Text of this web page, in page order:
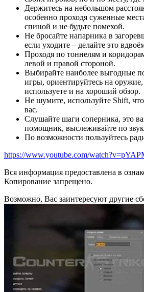
Держитесь на небольшом
особенно проходя суженные
спиной и не будьте помехой.
Не бросайте напарника в
если уходите – делайте это
Проходя по тоннелям и
левой и правой стороной.
Выбирайте наиболее выгодные
игры, ориентируйтесь на
используете и на хороший обзор.
Не шумите, используйте Shift,
вас.
Слушайте шаги соперника, это
помощник, выслеживайте по
По возможности пользуйтесь
https://www.youtube.com/
Вся информация предоставлена в
Копирование запрещено.
Возможно, Вас заинтересуют другие